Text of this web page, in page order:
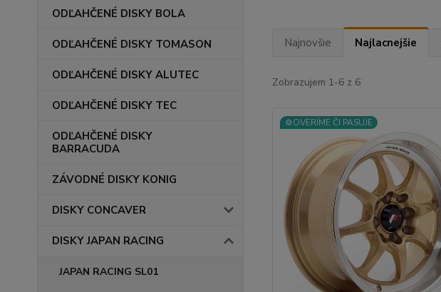
ODĽAHČENÉ DISKY BOLA
ODĽAHČENÉ DISKY TOMASON
ODĽAHČENÉ DISKY ALUTEC
ODĽAHČENÉ DISKY TEC
ODĽAHČENÉ DISKY
BARRACUDA
ZÁVODNÉ DISKY KONIG
DISKY CONCAVER
DISKY JAPAN RACING
JAPAN RACING SL01
Najnovšie Najlacnejšie
Zobrazujem 1-6 z 6
⚙️OVERÍME ČI PASUJE